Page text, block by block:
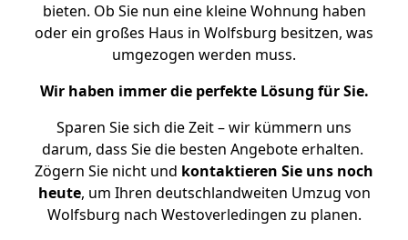
bieten. Ob Sie nun eine kleine Wohnung haben
oder ein großes Haus in Wolfsburg besitzen, was
umgezogen werden muss.
Wir haben immer die perfekte Lösung für Sie.
Sparen Sie sich die Zeit – wir kümmern uns
darum, dass Sie die besten Angebote erhalten.
Zögern Sie nicht und kontaktieren Sie uns noch
heute, um Ihren deutschlandweiten Umzug von
Wolfsburg nach Westoverledingen zu planen.